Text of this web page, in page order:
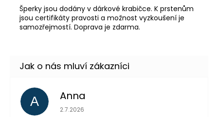
Šperky jsou dodány v dárkové krabičce. K prstenům
jsou certifikáty pravosti a možnost vyzkoušení je
samozřejmostí. Doprava je zdarma.
A Anna
Hodnocení obchodu je 5 z 5 hvězdiček.
2.7.2026